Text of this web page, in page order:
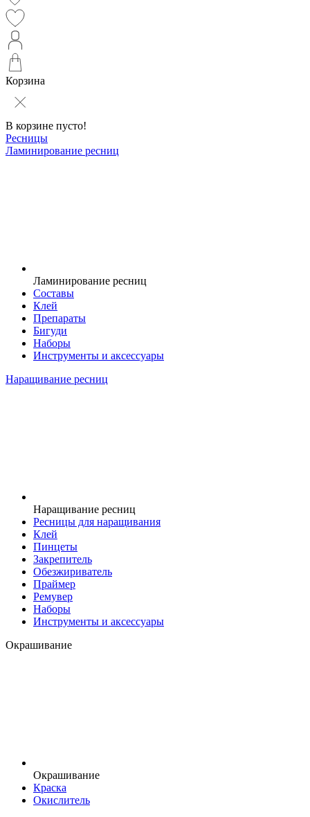
Корзина
В корзине пусто!
Ресницы
Ламинирование ресниц
Ламинирование ресниц
Составы
Клей
Препараты
Бигуди
Наборы
Инструменты и аксессуары
Наращивание ресниц
Наращивание ресниц
Ресницы для наращивания
Клей
Пинцеты
Закрепитель
Обезжириватель
Праймер
Ремувер
Наборы
Инструменты и аксессуары
Окрашивание
Окрашивание
Краска
Окислитель